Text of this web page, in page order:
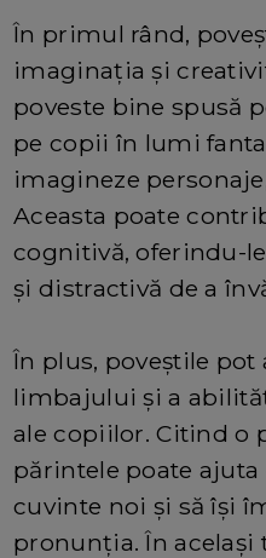
În primul rând,
imaginația și
poveste bine spusă
pe copii în lumi
imagineze
Aceasta poate
cognitivă, oferindu-
și distractivă de a
În plus, poveștile pot
limbajului și a
ale copiilor. Citind o
părintele poate
cuvinte noi și să își
pronunția. În același